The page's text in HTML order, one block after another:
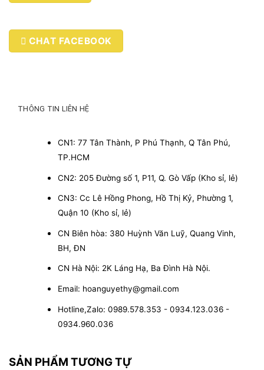
CHAT FACEBOOK
THÔNG TIN LIÊN HỆ
CN1: 77 Tân Thành, P Phú Thạnh, Q Tân Phú,
TP.HCM
CN2: 205 Đường số 1, P11, Q. Gò Vấp (Kho sỉ, lẻ)
CN3: Cc Lê Hồng Phong, Hồ Thị Kỷ, Phường 1,
Quận 10 (Kho sỉ, lẻ)
CN Biên hòa: 380 Huỳnh Văn Luỹ, Quang Vinh,
BH, ĐN
CN Hà Nội: 2K Láng Hạ, Ba Đình Hà Nội.
Email: hoanguyethy@gmail.com
Hotline,Zalo: 0989.578.353 - 0934.123.036 -
0934.960.036
SẢN PHẨM TƯƠNG TỰ